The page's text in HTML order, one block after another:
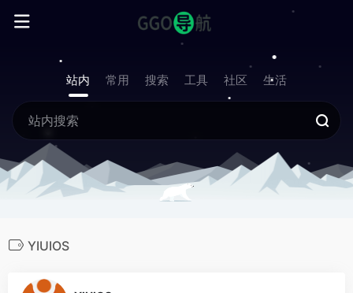
站内 常用 搜索 工具 社区 生活
YIUIOS